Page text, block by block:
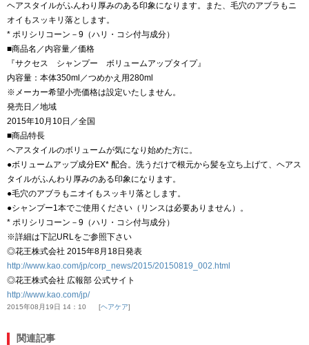
ヘアスタイルがふんわり厚みのある印象になります。また、毛穴のアブラもニ
オイもスッキリ落とします。
* ポリシリコーン－9（ハリ・コシ付与成分）
■商品名／内容量／価格
『サクセス シャンプー ボリュームアップタイプ』
内容量：本体350ml／つめかえ用280ml
※メーカー希望小売価格は設定いたしません。
発売日／地域
2015年10月10日／全国
■商品特長
ヘアスタイルのボリュームが気になり始めた方に。
●ボリュームアップ成分EX* 配合。洗うだけで根元から髪を立ち上げて、ヘアス
タイルがふんわり厚みのある印象になります。
●毛穴のアブラもニオイもスッキリ落とします。
●シャンプー1本でご使用ください（リンスは必要ありません）。
* ポリシリコーン－9（ハリ・コシ付与成分）
※詳細は下記URLをご参照下さい
◎花王株式会社 2015年8月18日発表
http://www.kao.com/jp/corp_news/2015/20150819_002.html
◎花王株式会社 広報部 公式サイト
http://www.kao.com/jp/
2015年08月19日 14：10 ヘアケア
関連記事